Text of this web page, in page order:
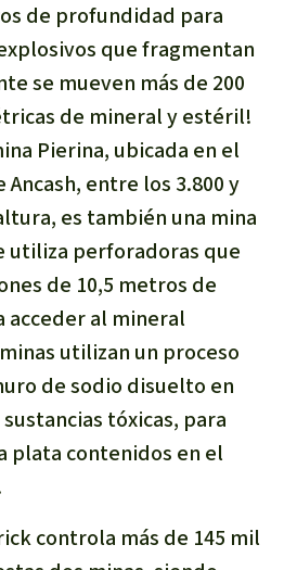
de profundidad para
que fragmentan
se mueven más de 200
de mineral y estéril!
Pierina, ubicada en el
entre los 3.800 y
es también una mina
utiliza perforadoras que
de 10,5 metros de
al mineral
utilizan un proceso
de sodio disuelto en
tóxicas, para
plata contenidos en el
controla más de 145 mil